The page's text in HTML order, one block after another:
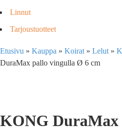
Linnut
Tarjoustuotteet
Etusivu » Kauppa » Koirat » Lelut »
DuraMax pallo vingulla Ø 6 cm
KONG